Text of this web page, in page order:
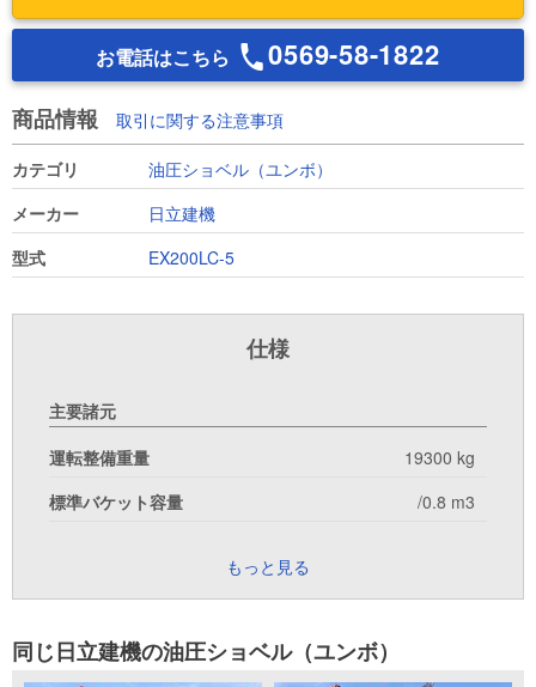
お電話はこちら 0569-58-1822
商品情報 取引に関する注意事項
カテゴリ
油圧ショベル（ユンボ）
メーカー
日立建機
型式
EX200LC-5
仕様
主要諸元
運転整備重量
19300 kg
標準バケット容量
/0.8 m3
もっと見る
同じ日立建機の油圧ショベル（ユンボ）